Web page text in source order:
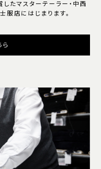
たマスターテーラー・中西
店にはじまります。
ら